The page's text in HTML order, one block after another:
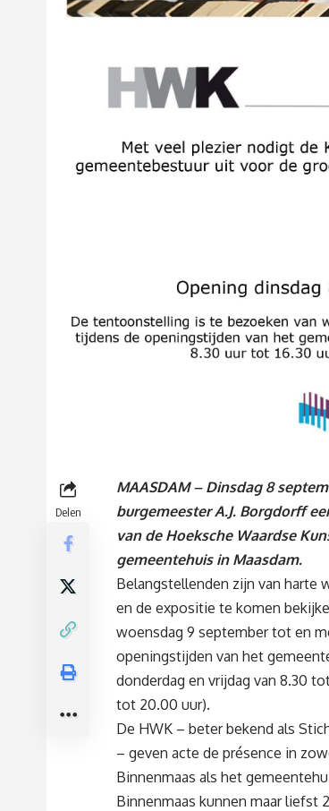
Delen
MAASDAM – Dinsdag 8
burgemeester A.J. Borgdorff
van de Hoeksche Waardse
gemeentehuis in Maasdam.
Belangstellenden zijn van harte
en de expositie te komen
woensdag 9 september tot en
openingstijden van het
donderdag en vrijdag van 8.30
tot 20.00 uur).
De HWK – beter bekend als
– geven acte de présence in
Binnenmaas als het
Binnenmaas kunnen maar liefst